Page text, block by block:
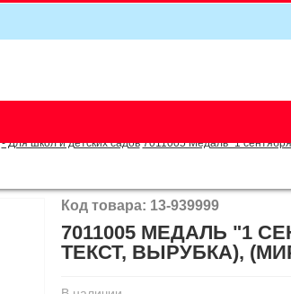
- Для школ и детских садов 7011005 Медаль "1
Код товара: 13-939999
7011005 МЕДАЛЬ "1
ТЕКСТ, ВЫРУБКА),